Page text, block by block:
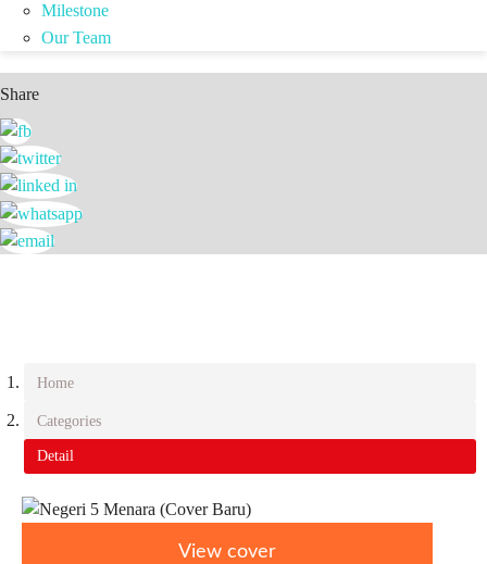
Milestone
Our Team
Share
Home
Categories
Detail
View cover